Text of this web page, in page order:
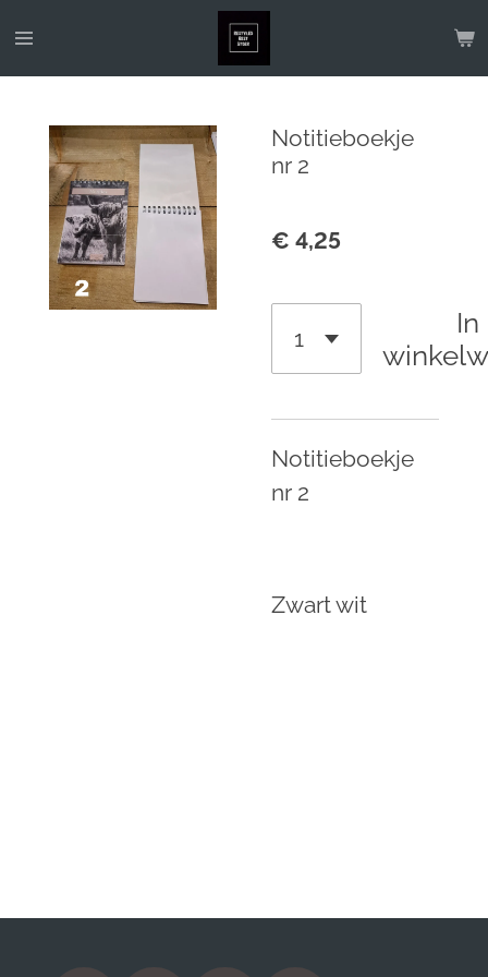
Ga
hoofdinhoud
Notitieboekje
nr 2
€ 4,25
In
Notitieboekje
nr 2
Zwart wit